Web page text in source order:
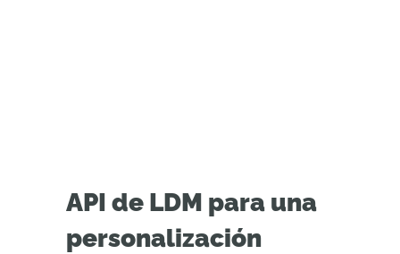
API de LDM para una
personalización